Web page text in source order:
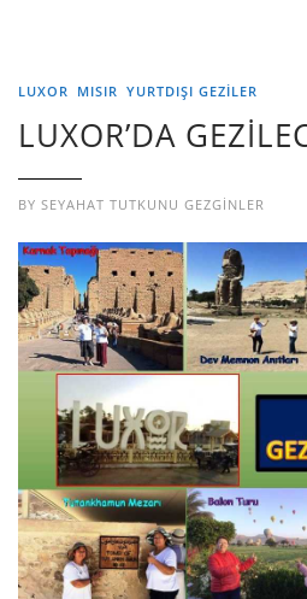
LUXOR MISIR YURTDIŞI GEZILER
LUXOR’DA
BY SEYAHAT TUTKUNU GEZGINLER